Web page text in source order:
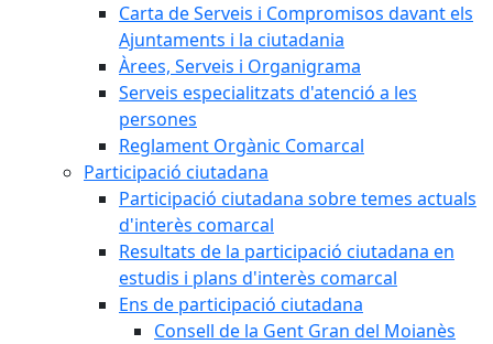
Carta de Serveis i Compromisos davant els
Ajuntaments i la ciutadania
Àrees, Serveis i Organigrama
Serveis especialitzats d'atenció a les
persones
Reglament Orgànic Comarcal
Participació ciutadana
Participació ciutadana sobre temes actuals
d'interès comarcal
Resultats de la participació ciutadana en
estudis i plans d'interès comarcal
Ens de participació ciutadana
Consell de la Gent Gran del Moianès